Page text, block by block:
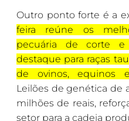
Outro ponto forte é a
feira reúne os
pecuária de corte
destaque para raças
de ovinos, equinos
Leilões de genética de
milhões de reais,
setor para a cadeia